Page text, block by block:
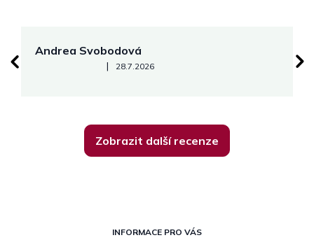
Andrea Svobodová
Hodnocení obchodu je 5 z 5 hvězdiček.
| 28.7.2026
Zobrazit další recenze
INFORMACE PRO VÁS